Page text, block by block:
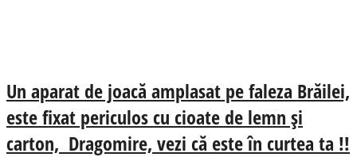
Un aparat de joacă amplasat pe faleza Brăilei,
este fixat periculos cu cioate de lemn și
carton, Dragomire, vezi că este în curtea ta !!